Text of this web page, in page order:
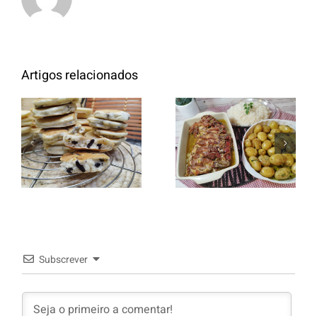
Artigos relacionados
Panquecas
com Oreo
Entrecosto
italiano c/
batata a
murro e
Subscrever